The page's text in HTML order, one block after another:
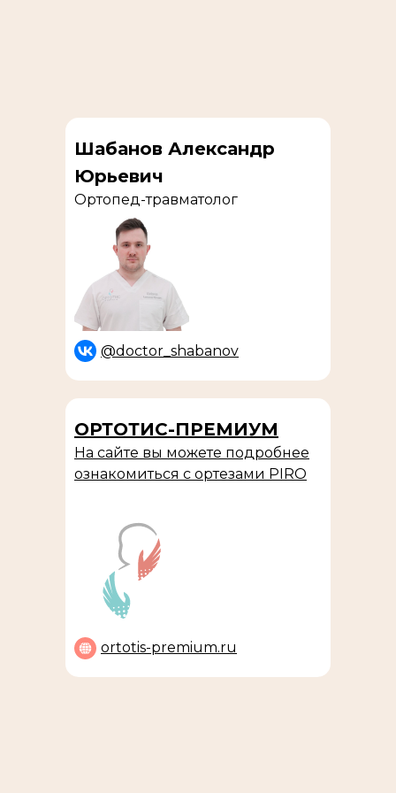
ortotis-premium.ru
На сайте вы можете подробнее
ознакомиться с ортезами PIRO
ОРТОТИС-ПРЕМИУМ
@doctor_shabanov
Ортопед-травматолог
Шабанов Александр
Юрьевич